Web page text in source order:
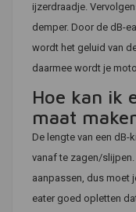
ijzerdraadje.
demper. Door de dB-
wordt het geluid van
daarmee wordt je
Hoe kan ik
maat
De lengte van een dB-
vanaf te zagen/
aanpassen, dus moet
eater goed opletten